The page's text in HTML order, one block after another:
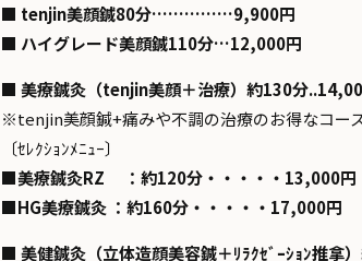
■ tenjin美顔鍼80分……………9,900円
■ ハイグレード美顔鍼110分…12,000円
■ 美療鍼灸（tenjin美顔＋治療）約130分
※tenjin美顔鍼+痛みや不調の治療のお得なコース
〔ｾﾚｸｼｮﾝﾒﾆｭｰ〕
■美療鍼灸RZ ：約120分・・・・・13,000円
■HG美療鍼灸 ：約160分・・・・・17,000円
■ 美健鍼灸（立体造顔美容鍼＋ﾘﾗｸｾﾞｰｼｮﾝ推